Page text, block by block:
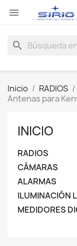

search
Inicio RADIOS
Antenas para
INICIO
RADIOS
CÁMARAS
ALARMAS
ILUMINACIÓN
MEDIDORES